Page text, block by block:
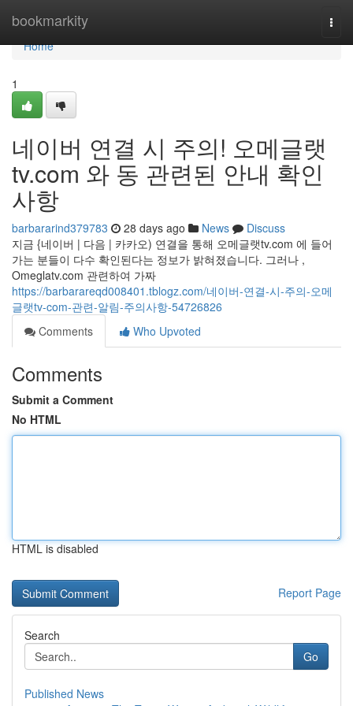
bookmarkity
Home
Home
1
네이버 연결 시 주의! 오메글랫
tv.com 와 동 관련된 안내 확인
사항
barbararind379783 28 days ago News
Discuss
지금 {네이버 | 다음 | 카카오) 연결을 통해 오메글랫tv.com 에 들어
가는 분들이 다수 확인된다는 정보가 밝혀졌습니다. 그러나 ,
Omeglatv.com 관련하여 가짜
https://barbarareqd008401.tblogz.com/네이버-연결-시-주의-오메
글랫tv-com-관련-알림-주의사항-54726826
Comments
Who Upvoted
Comments
Submit a Comment
No HTML
HTML is disabled
Report Page
Search
Go
Published News